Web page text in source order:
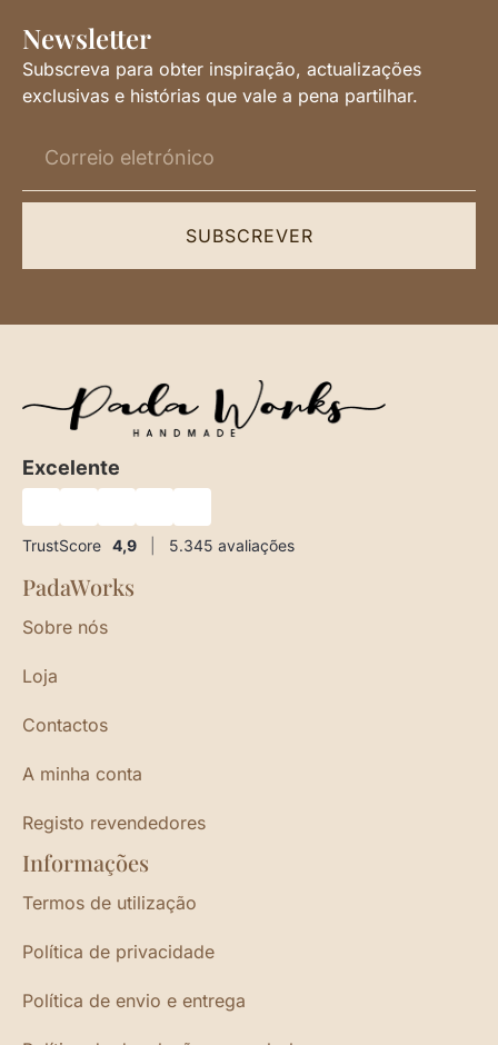
Newsletter
Subscreva para obter inspiração, actualizações
exclusivas e histórias que vale a pena partilhar.
SUBSCREVER
Excelente
TrustScore 4,9 5.345 avaliações
PadaWorks
Sobre nós
Loja
Contactos
A minha conta
Registo revendedores
Informações
Termos de utilização
Política de privacidade
Política de envio e entrega